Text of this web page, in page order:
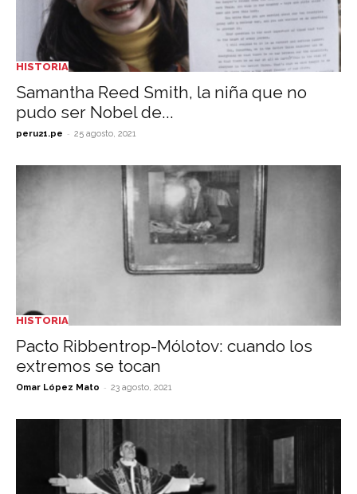
HISTORIA
Samantha Reed Smith, la niña que no
pudo ser Nobel de...
peru21.pe - 25 agosto, 2021
HISTORIA
Pacto Ribbentrop-Mólotov: cuando los
extremos se tocan
Omar López Mato - 23 agosto, 2021